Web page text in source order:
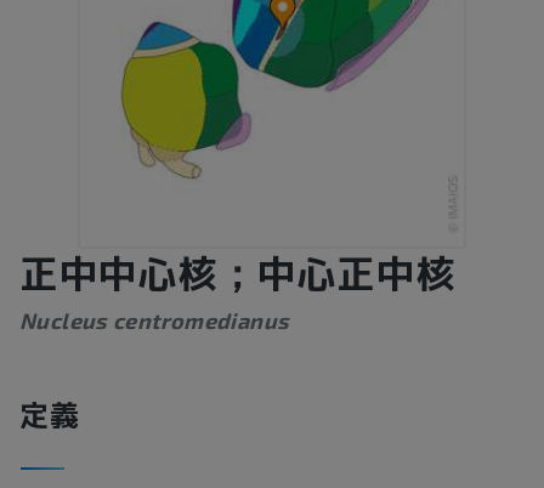
正中中心核；中心正中核
Nucleus centromedianus
定義